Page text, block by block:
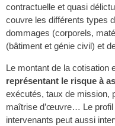
contractuelle et quasi
couvre les différents types
dommages (corporels,
(bâtiment et génie civil) et
Le montant de la cotisation
représentant le risque à
exécutés, taux de mission,
maîtrise d’œuvre… Le profil
intervenants peut aussi